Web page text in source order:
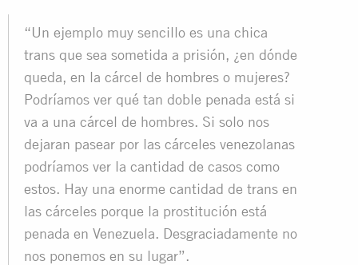
“Un ejemplo muy sencillo es una chica
trans que sea sometida a prisión, ¿en dónde
queda, en la cárcel de hombres o mujeres?
Podríamos ver qué tan doble penada está si
va a una cárcel de hombres. Si solo nos
dejaran pasear por las cárceles venezolanas
podríamos ver la cantidad de casos como
estos. Hay una enorme cantidad de trans en
las cárceles porque la prostitución está
penada en Venezuela. Desgraciadamente no
nos ponemos en su lugar”.